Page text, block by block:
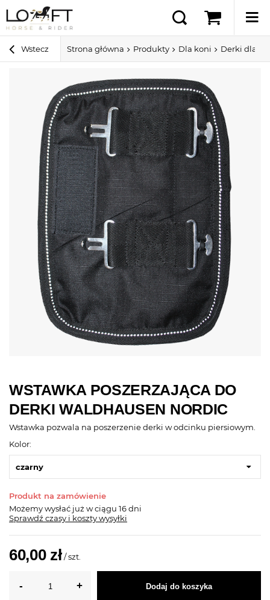
Wstecz Strona główna Produkty Dla koni Derki dla
WSTAWKA POSZERZAJĄCA DO
DERKI WALDHAUSEN NORDIC
Wstawka pozwala na poszerzenie derki w odcinku piersiowym.
Kolor:
czarny
Produkt na zamówienie
Możemy wysłać już w ciągu 16 dni
Sprawdź czasy i koszty wysyłki
60,00 zł /szt.
Dodaj do koszyka